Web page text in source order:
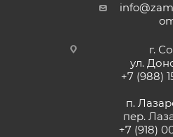
г.
ул.
+7 (988)
п.
пер.
+7 (918)